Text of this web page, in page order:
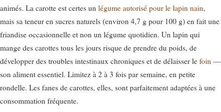
animés. La carotte est certes un légume autorisé pour le lapin nain,
mais sa teneur en sucres naturels (environ 4,7 g pour 100 g) en fait une
friandise occasionnelle et non un légume quotidien. Un lapin qui
mange des carottes tous les jours risque de prendre du poids, de
développer des troubles intestinaux chroniques et de délaisser le foin —
son aliment essentiel. Limitez à 2 à 3 fois par semaine, en petite
rondelle. Les fanes de carottes, elles, sont parfaitement adaptées à une
consommation fréquente.